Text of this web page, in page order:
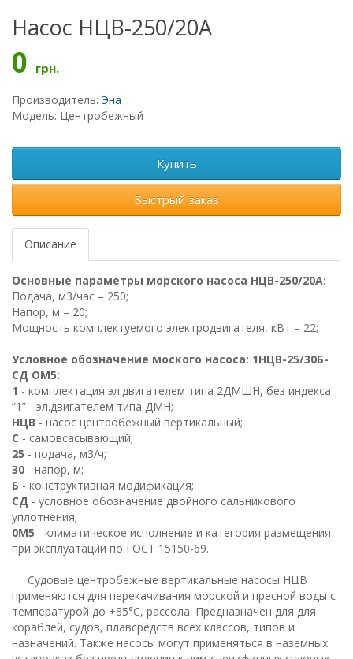
Насос НЦВ-250/20А
0 грн.
Производитель: Эна
Модель: Центробежный
Купить
Быстрый заказ
Описание
Основные параметры морского насоса НЦВ-250/20А:
Подача, м3/час – 250;
Напор, м – 20;
Мощность комплектуемого электродвигателя, кВт – 22;
Условное обозначение моского насоса: 1НЦВ-25/30Б-
СД ОМ5:
1 - комплектация эл.двигателем типа 2ДМШН, без индекса
“1” - эл.двигателем типа ДМН;
НЦВ - насос центробежный вертикальный;
С - самовсасывающий;
25 - подача, м3/ч;
30 - напор, м;
Б - конструктивная модификация;
СД - условное обозначение двойного сальникового
уплотнения;
0М5 - климатическое исполнение и категория размещения
при эксплуатации по ГОСТ 15150-69.
Судовые центробежные вертикальные насосы НЦВ
применяются для перекачивания морской и пресной воды с
температурой до +85°С, рассола. Предназначен для для
кораблей, судов, плавсредств всех классов, типов и
назначений. Также насосы могут применяться в наземных